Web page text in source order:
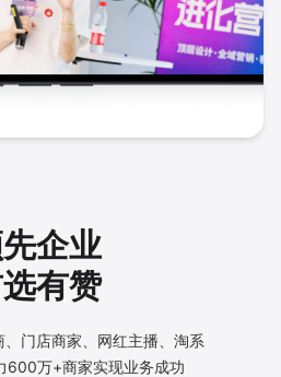
企业
有赞
、门店商家、网红主播、淘系
600万+商家实现业务成功